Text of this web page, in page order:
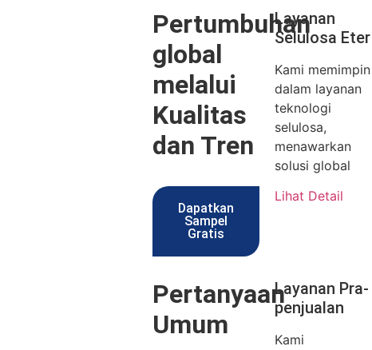
Pertumbuhan
global
melalui
Kualitas
dan Tren
Dapatkan
Sampel
Gratis
Layanan
Selulosa Eter
Kami memimpin
dalam layanan
teknologi
selulosa,
menawarkan
solusi global
Lihat Detail
Pertanyaan
Umum
Layanan Pra-
penjualan
Kami